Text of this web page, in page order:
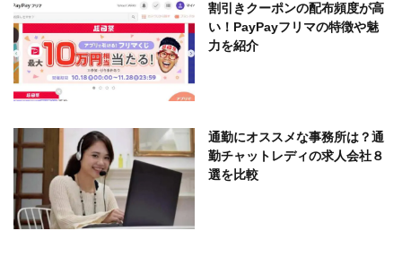
割引きクーポンの配布頻度が高
い！PayPayフリマの特徴や魅
力を紹介
通勤にオススメな事務所は？通
勤チャットレディの求人会社８
選を比較